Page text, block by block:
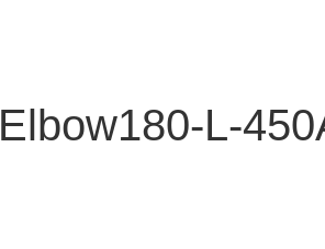
Elbow180-L-